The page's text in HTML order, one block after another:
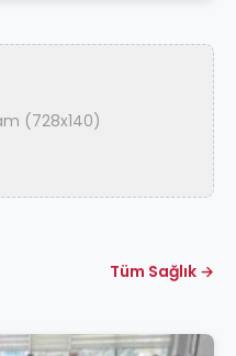
(728x140)
Tüm Sağlık →